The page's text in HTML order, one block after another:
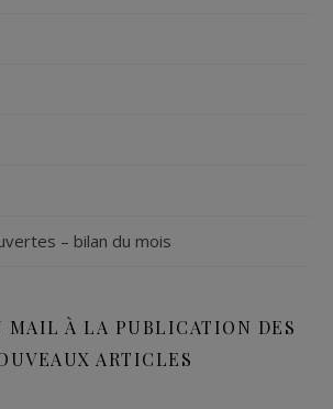
– bilan du mois
MAIL À LA PUBLICATION DES
ARTICLES